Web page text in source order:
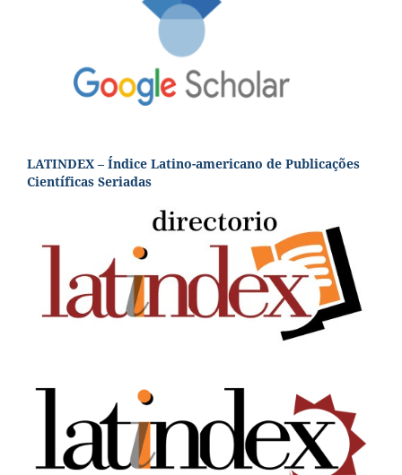
LATINDEX – Índice Latino-americano de Publicações
Científicas Seriadas